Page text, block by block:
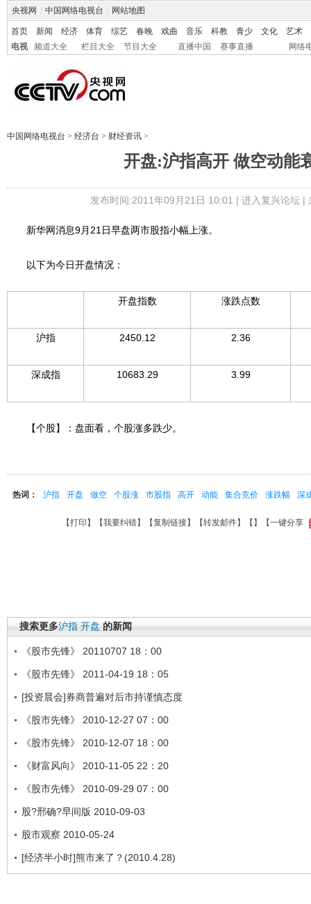
央视网 中国网络电视台 网站地图
首页 新闻 经济 体育 综艺 春晚 戏曲 音乐 科教 青少 文化
艺术
电视
频道大全 栏目大全 节目大全 直播中国 赛事直播 网络
中国网络电视台 > 经济台 > 财经资讯 >
开盘:沪指高开 做空动能
发布时间:2011年09月21日 10:01 | 进入复兴论坛|
新华网消息9月21日早盘两市股指小幅上涨。
以下为今日开盘情况：
开盘指数 涨跌点数
沪指 2450.12 2.36
深成指 10683.29 3.99
【个股】：盘面看，个股涨多跌少。
热词： 沪指 开盘 做空 个股涨 市股指 高开 动能 集合竞价 涨跌幅 深
【打印 】【我要纠错】【复制链接】【转发邮件】【 】 【一键分享
搜索更多沪指 开盘 的新闻
《股市先锋》 20110707 18：00
《股市先锋》 2011-04-19 18：05
[投资晨会]券商普遍对后市持谨慎态度
《股市先锋》 2010-12-27 07：00
《股市先锋》 2010-12-07 18：00
《财富风向》 2010-11-05 22：20
《股市先锋》 2010-09-29 07：00
股?邢确?早间版 2010-09-03
股市观察 2010-05-24
[经济半小时]熊市来了？(2010.4.28)